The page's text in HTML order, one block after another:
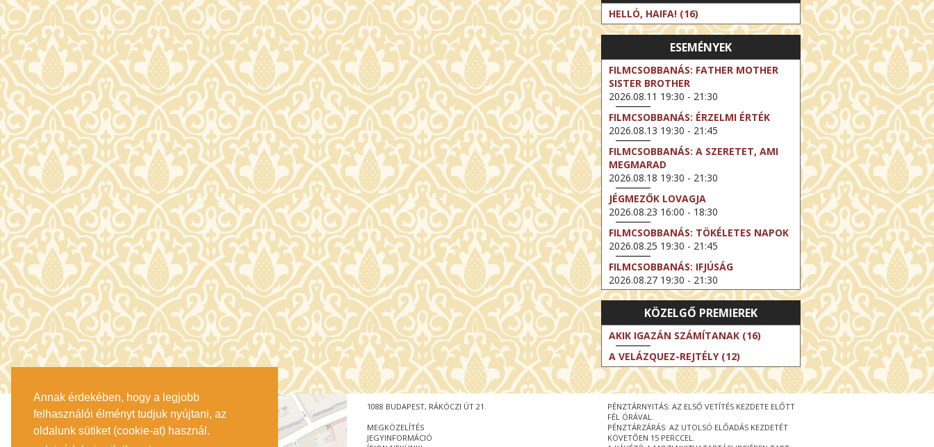
Annak érdekében, hogy a legjobb
felhasználói élményt tudjuk nyújtani, az
oldalunk sütiket (cookie-at) használ.
HELLÓ, HAIFA! (16)
ESEMÉNYEK
FILMCSOBBANÁS: FATHER MOTHER
SISTER BROTHER
2026.08.11 19:30 - 21:30
FILMCSOBBANÁS: ÉRZELMI ÉRTÉK
2026.08.13 19:30 - 21:45
FILMCSOBBANÁS: A SZERETET, AMI
MEGMARAD
2026.08.18 19:30 - 21:30
JÉGMEZŐK LOVAGJA
2026.08.23 16:00 - 18:30
FILMCSOBBANÁS: TÖKÉLETES NAPOK
2026.08.25 19:30 - 21:45
FILMCSOBBANÁS: IFJÚSÁG
2026.08.27 19:30 - 21:30
EXHIBITION ON SCREEN: VINCENT
VAN GOGH - ÚJ LÁTÁSMÓD
2026.08.30 11:00 - 12:30
NT LIVE / DAVID IRELAND: THE FIFTH
STEP
2026.09.01 19:00 - 21:00
BERLIN ELESTE
2026.09.13 16:00 - 19:00
NT LIVE / OSCAR WILDE: THE
IMPORTANCE OF BEING EARNEST
KÖZELGŐ PREMIEREK
AKIK IGAZÁN SZÁMÍTANAK (16)
A VELÁZQUEZ-REJTÉLY (12)
PÉNZTÁRNYITÁS: AZ ELSŐ VETÍTÉS KEZDETE ELŐTT
FÉL ÓRÁVAL.
PÉNZTÁRZÁRÁS: AZ UTOLSÓ ELŐADÁS KEZDETÉT
KÖVETŐEN 15 PERCCEL.
1088 BUDAPEST, RÁKÓCZI ÚT 21.
MEGKÖZELÍTÉS
JEGYINFORMÁCIÓ